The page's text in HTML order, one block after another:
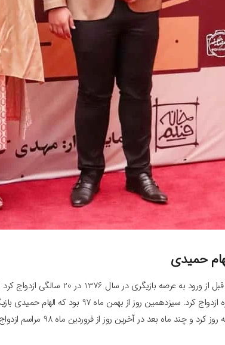
حمیدی
الهام حمیدی قبل از ورود به
سال ها دوباره ازدواج کرد. سیزدهمین
چند ماه بعد در آخرین روز از فروردین ماه 98 مراسم ازدواج این بانوی هنرمند برگزار شد.